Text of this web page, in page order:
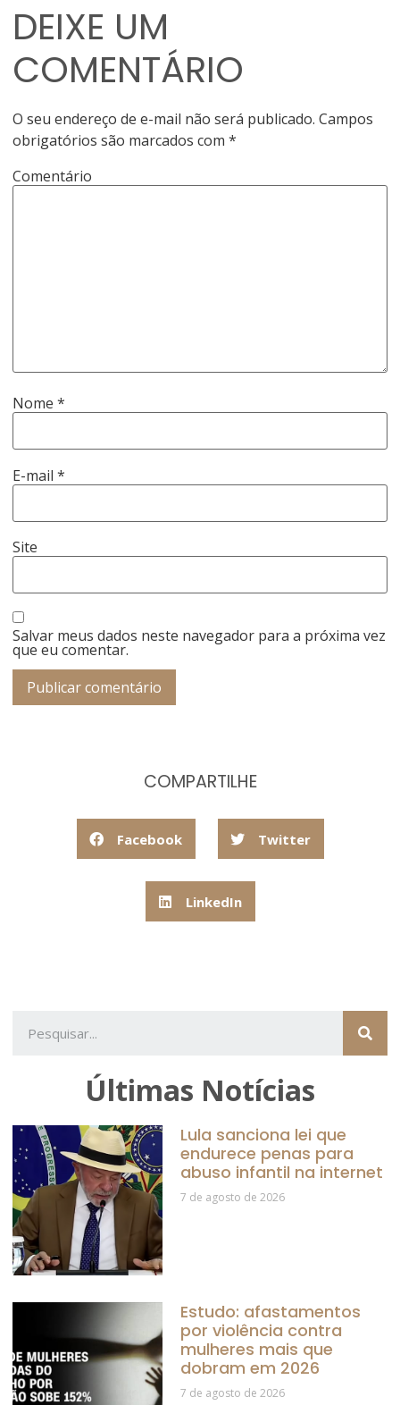
DEIXE UM
COMENTÁRIO
O seu endereço de e-mail não será publicado. Campos
obrigatórios são marcados com*
Comentário
Nome*
E-mail*
Site
Salvar meus dados neste navegador para a próxima vez
que eu comentar.
COMPARTILHE
Facebook Twitter
LinkedIn
Últimas Notícias
Lula sanciona lei que
endurece penas para
abuso infantil na internet
7 de agosto de 2026
Estudo: afastamentos
por violência contra
mulheres mais que
dobram em 2026
7 de agosto de 2026